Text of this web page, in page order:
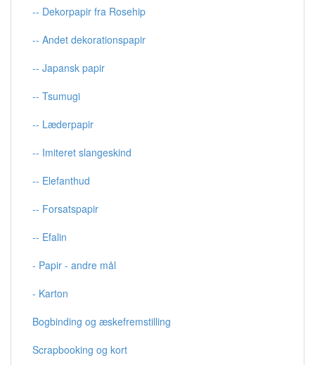
-- Dekorpapir fra Rosehip
-- Andet dekorationspapir
-- Japansk papir
-- Tsumugi
-- Læderpapir
-- Imiteret slangeskind
-- Elefanthud
-- Forsatspapir
-- Efalin
- Papir - andre mål
- Karton
Bogbinding og æskefremstilling
Scrapbooking og kort